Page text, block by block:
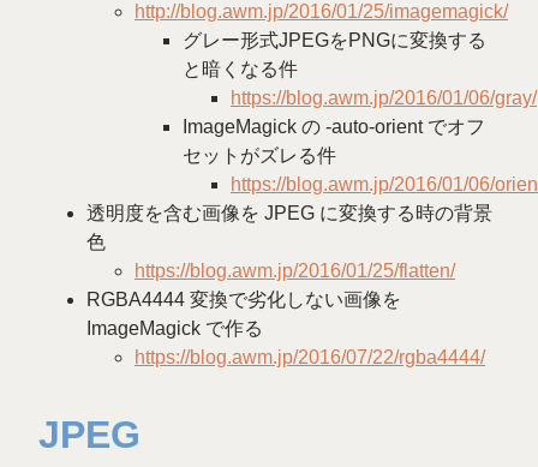
http://blog.awm.jp/2016/01/25/imagemagick/
グレー形式JPEGをPNGに変換する
と暗くなる件
https://blog.awm.jp/2016/01/06/gray/
ImageMagick の -auto-orient でオフ
セットがズレる件
https://blog.awm.jp/2016/01/06/
透明度を含む画像を JPEG に変換する時の背景
色
https://blog.awm.jp/2016/01/25/flatten/
RGBA4444 変換で劣化しない画像を
ImageMagick で作る
https://blog.awm.jp/2016/07/22/rgba4444/
JPEG